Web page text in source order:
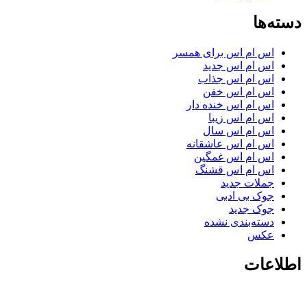
دسته‌ها
اس ام اس برای همسر
اس ام اس جدید
اس ام اس جذاب
اس ام اس خفن
اس ام اس خنده دار
اس ام اس زیبا
اس ام اس سال
اس ام اس عاشقانه
اس ام اس غمگین
اس ام اس قشنگ
جملات جدید
جوک بی ادبی
جوک جدید
دسته‌بندی نشده
عکس
اطلاعات